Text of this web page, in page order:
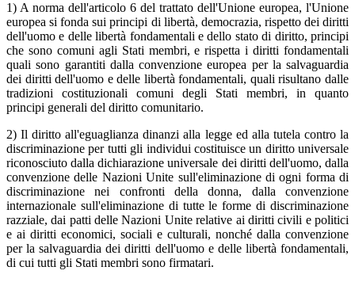
1) A norma dell'articolo 6 del trattato dell'Unione europea, l'Unione
europea si fonda sui principi di libertà, democrazia, rispetto dei diritti
dell'uomo e delle libertà fondamentali e dello stato di diritto, principi
che sono comuni agli Stati membri, e rispetta i diritti fondamentali
quali sono garantiti dalla convenzione europea per la salvaguardia
dei diritti dell'uomo e delle libertà fondamentali, quali risultano dalle
tradizioni costituzionali comuni degli Stati membri, in quanto
principi generali del diritto comunitario.
2) Il diritto all'eguaglianza dinanzi alla legge ed alla tutela contro la
discriminazione per tutti gli individui costituisce un diritto universale
riconosciuto dalla dichiarazione universale dei diritti dell'uomo, dalla
convenzione delle Nazioni Unite sull'eliminazione di ogni forma di
discriminazione nei confronti della donna, dalla convenzione
internazionale sull'eliminazione di tutte le forme di discriminazione
razziale, dai patti delle Nazioni Unite relative ai diritti civili e politici
e ai diritti economici, sociali e culturali, nonché dalla convenzione
per la salvaguardia dei diritti dell'uomo e delle libertà fondamentali,
di cui tutti gli Stati membri sono firmatari.